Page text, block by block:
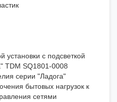
установки с подсветкой
TDM SQ1801-0008
серии "Ладога"
бытовых нагрузок к
сетями